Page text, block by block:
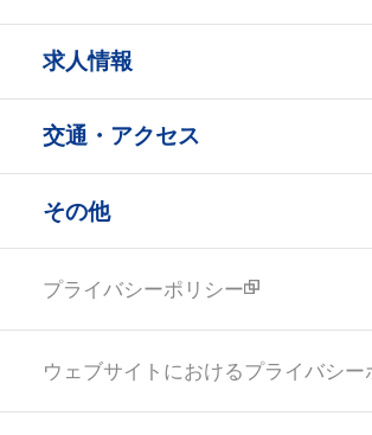
求人情報
交通・アクセス
その他
プライバシーポリシー
ウェブサイトにおけるプライバシー